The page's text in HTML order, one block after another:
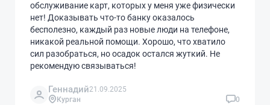
обслуживание карт, которых у меня уже физически
нет! Доказывать что-то банку оказалось
бесполезно, каждый раз новые люди на телефоне,
никакой реальной помощи. Хорошо, что хватило
сил разобраться, но осадок остался жуткий. Не
рекомендую связываться!
Геннадий21.09.2025
Курган
0